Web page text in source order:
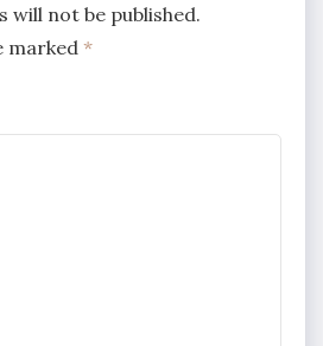
will not be published.
marked *